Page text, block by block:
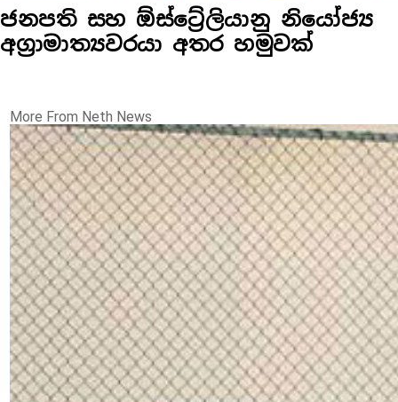
ජනපති සහ ඕස්ට්‍රේලියානු නියෝජ්‍ය
අග්‍රාමාත්‍යවරයා අතර හමුවක්
More From Neth News